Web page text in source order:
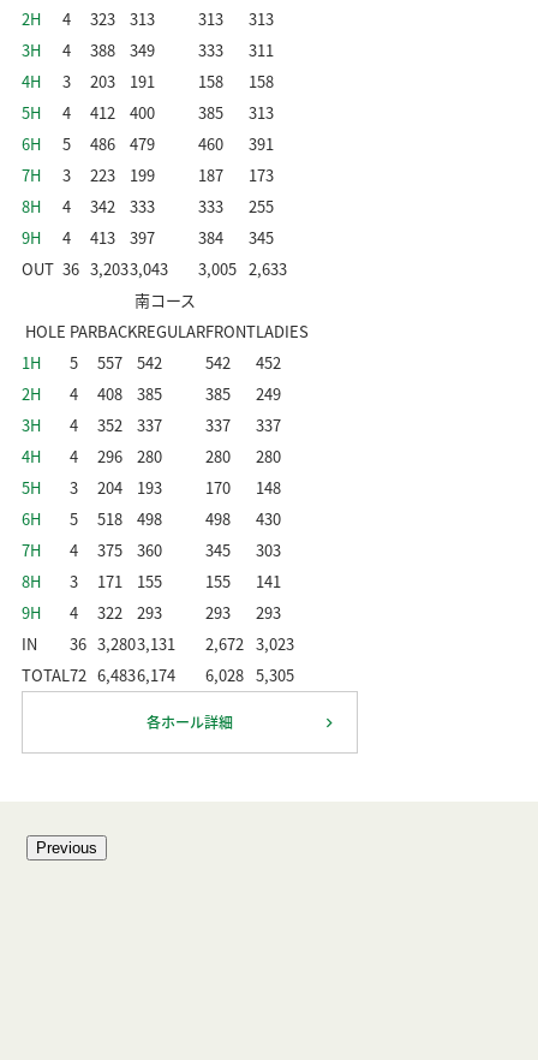
2H
4 323 313 313
313
3H
4 388 349 333
311
4H
3 203 191 158
158
5H
4 412 400 385
313
6H
5 486 479 460
391
7H
3 223 199 187
173
8H
4 342 333 333
255
9H
4 413 397 384
345
OUT 36 3,2033,043 3,005 2,633
南コース
HOLE PARBACKREGULARFRONTLADIES
1H
5 557 542 542
452
2H
4 408 385 385
249
3H
4 352 337 337
337
4H
4 296 280 280
280
5H
3 204 193 170
148
6H
5 518 498 498
430
7H
4 375 360 345
303
8H
3 171 155 155
141
9H
4 322 293 293
293
IN
36 3,2803,131 2,672 3,023
TOTAL72 6,4836,174 6,028 5,305
各ホール詳細
Previous